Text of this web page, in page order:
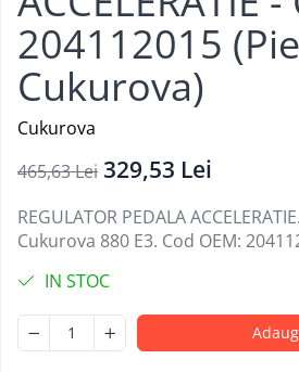
204112015
Cukurova)
Cukurova
465,63 Lei 329,53 Lei
REGULATOR PEDALA
Cukurova 880 E3. Cod OEM:
IN STOC